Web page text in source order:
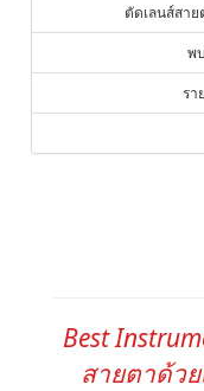
ตัดเลนส์สาย
พ
รา
Best
สายตาด้ว